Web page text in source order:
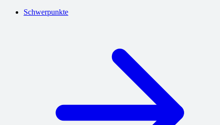
Schwerpunkte